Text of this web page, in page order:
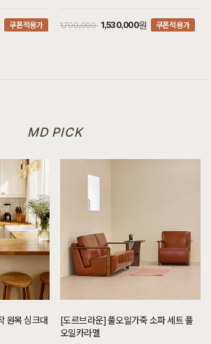
[[까사] L형 수납장]
울 동작 김**고객님 주문제작 설치후기입니다
제주 오도길 김**고객님 설치후기입니다
[[까사] F형 2단협탁]
제주 서귀포 이**고객님 설치후기입니다
[[블랙러버] ER형 거실장]
제주 서귀포 이**고객님 설치후기입니다
로] M형 슬라이드거실장 마호가니컬러]
서귀포 이**고객님 주문제작 설치후기입니다
쉬내츄럴] A형 원형식탁/테이블]
일 인천 영종 김**고객님 설치후기입니다
쿠폰적용가 1,700,000 1,530,000원 쿠폰적용가
MD PICK
원목 싱크대
[도르브라운] 풀오일가죽 소파 세트 풀
오일카라멜